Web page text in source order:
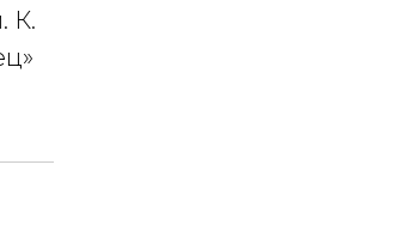
К.